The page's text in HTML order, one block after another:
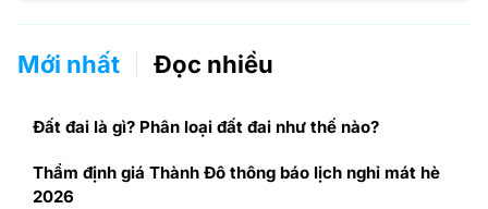
Mới nhất Đọc nhiều
Đất đai là gì? Phân loại đất đai như thế nào?
Thẩm định giá Thành Đô thông báo lịch nghỉ mát hè
2026